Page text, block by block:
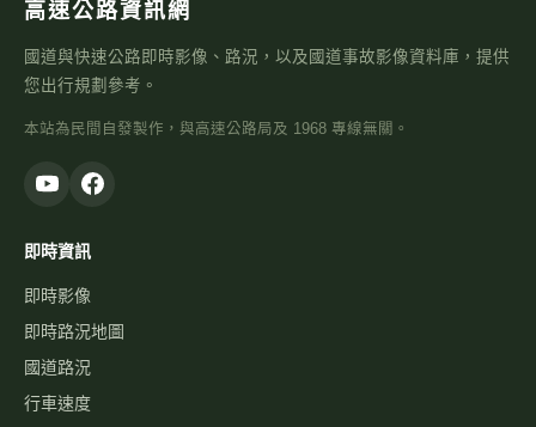
高速公路資訊網
國道與快速公路即時影像、路況，以及國道事故影像資料庫，提供
您出行規劃參考。
本站為民間自發製作，與高速公路局及 1968 專線無關。
即時資訊
即時影像
即時路況地圖
國道路況
行車速度